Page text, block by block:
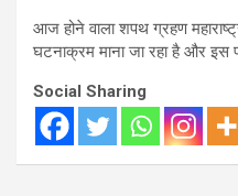
आज होने वाला शपथ ग्रहण
घटनाक्रम माना जा रहा है और इस
Social Sharing